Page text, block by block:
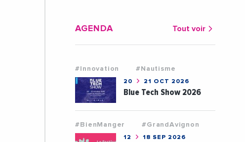
AGENDA Tout voir
#Innovation #Nautisme
20 21 OCT 2026
Blue Tech Show 2026
#BienManger #GrandAvignon
12 18 SEP 2026